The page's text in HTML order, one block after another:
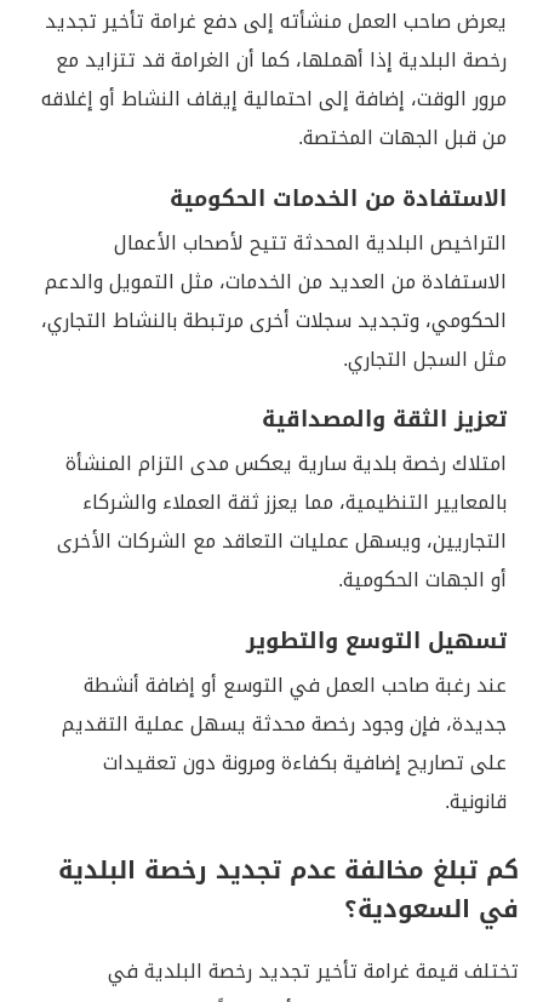
يعرض صاحب العمل منشأته إلى دفع غرامة تأخير تجديد
رخصة البلدية إذا أهملها، كما أن الغرامة قد تتزايد مع
مرور الوقت، إضافة إلى احتمالية إيقاف النشاط أو إغلاقه
من قبل الجهات المختصة.
الاستفادة من الخدمات الحكومية
التراخيص البلدية المحدثة تتيح لأصحاب الأعمال
الاستفادة من العديد من الخدمات، مثل التمويل والدعم
الحكومي، وتجديد سجلات أخرى مرتبطة بالنشاط التجاري،
مثل السجل التجاري.
تعزيز الثقة والمصداقية
امتلاك رخصة بلدية سارية يعكس مدى التزام المنشأة
بالمعايير التنظيمية، مما يعزز ثقة العملاء والشركاء
التجاريين، ويسهل عمليات التعاقد مع الشركات الأخرى
أو الجهات الحكومية.
تسهيل التوسع والتطوير
عند رغبة صاحب العمل في التوسع أو إضافة أنشطة
جديدة، فإن وجود رخصة محدثة يسهل عملية التقديم
على تصاريح إضافية بكفاءة ومرونة دون تعقيدات
قانونية.
كم تبلغ مخالفة عدم تجديد رخصة البلدية
في السعودية؟
تختلف قيمة غرامة تأخير تجديد رخصة البلدية في